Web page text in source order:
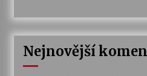
Nejnovější